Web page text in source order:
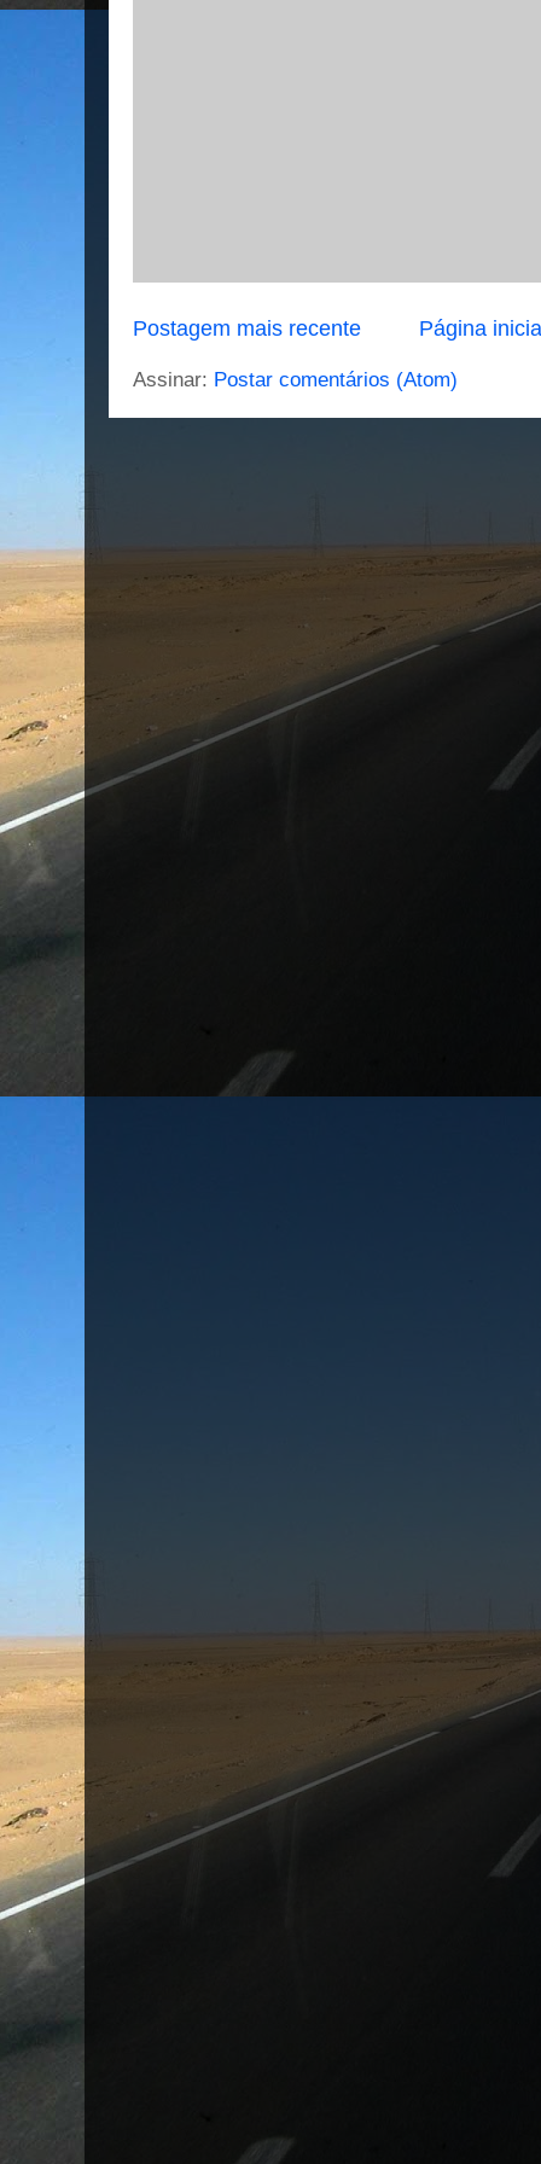
Postagem mais recente Página
Assinar: Postar comentários (Atom)